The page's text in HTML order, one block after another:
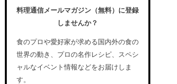
料理通信メールマガジン（無料）に登録
しませんか？
食のプロや愛好家が求める国内外の食の
世界の動き、プロの名作レシピ、スペシ
ャルなイベント情報などをお届けしま
す。